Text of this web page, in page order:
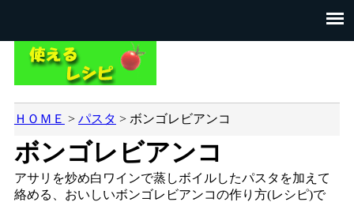
ＨＯＭＥ > パスタ > ボンゴレビアンコ
ボンゴレビアンコ
アサリを炒め白ワインで蒸しボイルしたパスタを加えて
絡める、おいしいボンゴレビアンコの作り方(レシピ)で